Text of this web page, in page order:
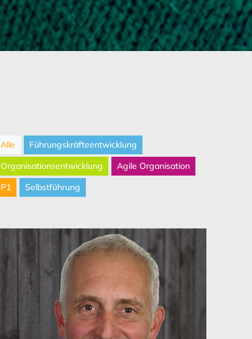
Alle
Führungskräfteentwicklung
Organisationsentwicklung
Agile Organisation
P1
Selbstführung